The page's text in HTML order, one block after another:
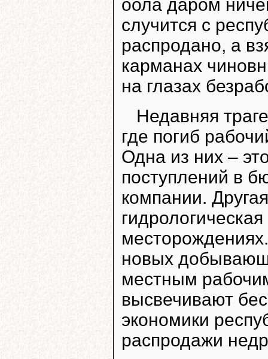
оола даром
случится с
распродано, а
карманах
на глазах
Недавняя
где погиб
Одна из них –
поступлений в
компании.
новых
местным
высвечивают
экономики
распродажи